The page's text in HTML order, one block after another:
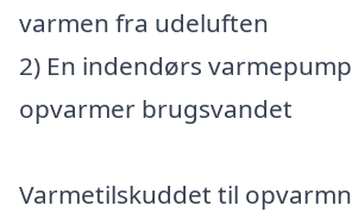
varmen fra udeluften
2) En indendørs
opvarmer brugsvandet
Varmetilskuddet til